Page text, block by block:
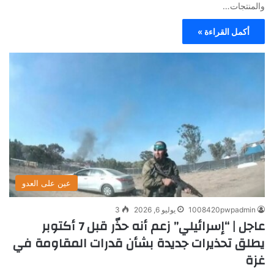
والمنتجات…
أكمل القراءة »
عين على العدو
1008420pwpadmin يوليو 6, 2026 3
عاجل | “إسرائيلي” زعم أنه حذّر قبل 7 أكتوبر
يطلق تحذيرات جديدة بشأن قدرات المقاومة في
غزة